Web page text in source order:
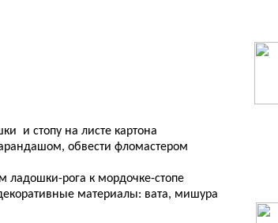
и стопу на листе картона
обвести фломастером
рога к мордочке-стопе
материалы: вата, мишура